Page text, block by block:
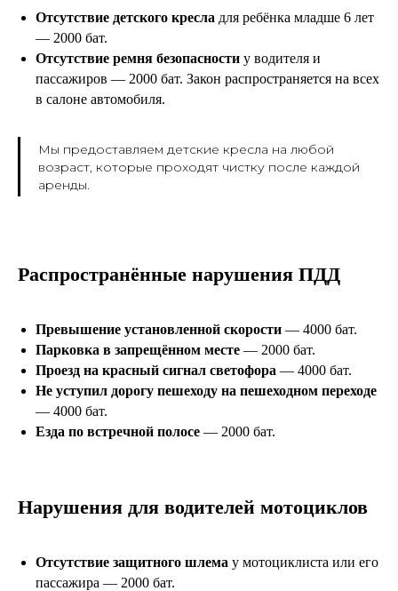
Отсутствие детского кресла для ребёнка младше 6 лет
— 2000 бат.
Отсутствие ремня безопасности у водителя и
пассажиров — 2000 бат. Закон распространяется на всех
в салоне автомобиля.
Мы предоставляем детские кресла на любой
возраст, которые проходят чистку после каждой
аренды.
Распространённые нарушения ПДД
Превышение установленной скорости — 4000 бат.
Парковка в запрещённом месте — 2000 бат.
Проезд на красный сигнал светофора — 4000 бат.
Не уступил дорогу пешеходу на пешеходном переходе
— 4000 бат.
Езда по встречной полосе — 2000 бат.
Нарушения для водителей мотоциклов
Отсутствие защитного шлема у мотоциклиста или его
пассажира — 2000 бат.